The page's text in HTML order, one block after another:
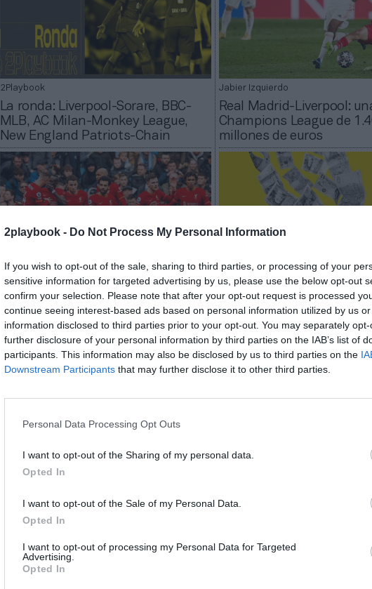
2playbook - Do Not Process My Personal Information
If you wish to opt-out of the sale, sharing to third parties, or processing of your
sensitive information for targeted advertising by us, please use the below opt-out
confirm your selection. Please note that after your opt-out request is processed
continue seeing interest-based ads based on personal information utilized by us
information disclosed to third parties prior to your opt-out. You may separately
further disclosure of your personal information by third parties on the IAB’s list of
participants. This information may also be disclosed by us to third parties on the
Downstream Participants that may further disclose it to other third parties.
Personal Data Processing Opt Outs
I want to opt-out of the Sharing of my personal data.
Opted In
I want to opt-out of the Sale of my Personal Data.
Opted In
I want to opt-out of processing my Personal Data for Targeted
Advertising.
Opted In
2Playbook
La ronda: Liverpool-Sorare, BBC-
MLB, AC Milan-Monkey League,
New England Patriots-Chain
2Playbook
El Liverpool renueva a Standard
Chartered como patrocinador
principal por 60 millones
Jabier Izquierdo
Real Madrid-Liverpool:
Champions League de
millones de euros
Jabier Izquierdo
El ‘Big Six’ entra en
Covid: pérdidas conjuntas
millones de euros en
2Playbook
La ronda: el Ajax renueva a Ziggo
FC entra en un juego de móvil